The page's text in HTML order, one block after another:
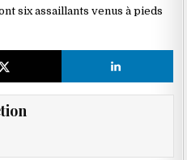
six assaillants venus à pieds